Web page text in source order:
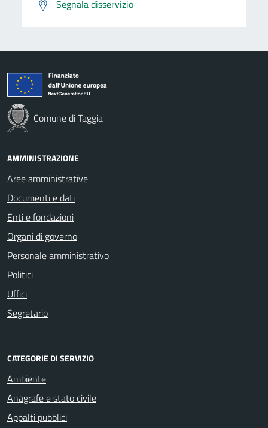
Segnala disservizio
Comune di Taggia
AMMINISTRAZIONE
Aree amministrative
Documenti e dati
Enti e fondazioni
Organi di governo
Personale amministrativo
Politici
Uffici
Segretario
CATEGORIE DI SERVIZIO
Ambiente
Anagrafe e stato civile
Appalti pubblici